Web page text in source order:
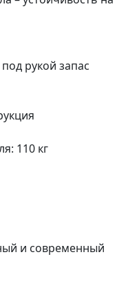
рукой запас
110 кг
и современный